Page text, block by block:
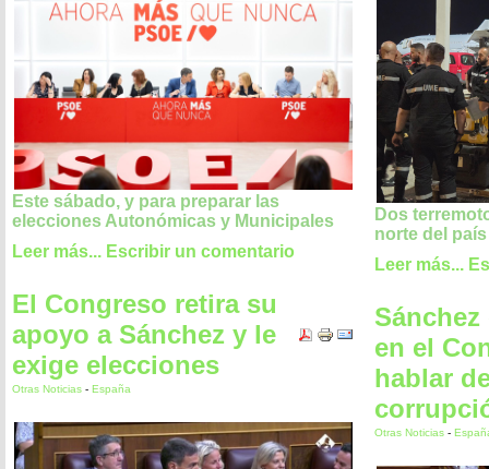
Este sábado, y para preparar las
elecciones Autonómicas y Municipales
Leer más... Escribir un comentario
El Congreso retira su
apoyo a Sánchez y le
exige elecciones
Otras Noticias - España
Dos
norte del país
Leer más...
en el
hablar
Otras Noticias -